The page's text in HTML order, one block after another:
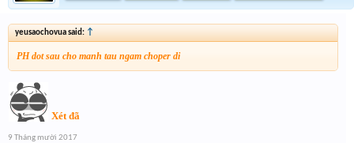
yeusaochovua said: ↑
PH dot sau cho manh tau ngam choper di
Xét đã
9 Tháng mười 2017